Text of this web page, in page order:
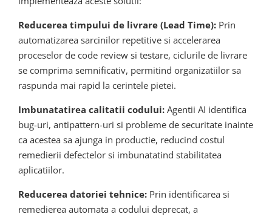
Reducerea timpului de livrare (Lead Time): Prin
automatizarea sarcinilor repetitive si accelerarea
proceselor de code review si testare, ciclurile de livrare
se comprima semnificativ, permitind organizatiilor sa
raspunda mai rapid la cerintele pietei.
Imbunatatirea calitatii codului: Agentii AI identifica
bug-uri, antipattern-uri si probleme de securitate inainte
ca acestea sa ajunga in productie, reducind costul
remedierii defectelor si imbunatatind stabilitatea
aplicatiilor.
Reducerea datoriei tehnice: Prin identificarea si
remedierea automata a codului deprecat, a